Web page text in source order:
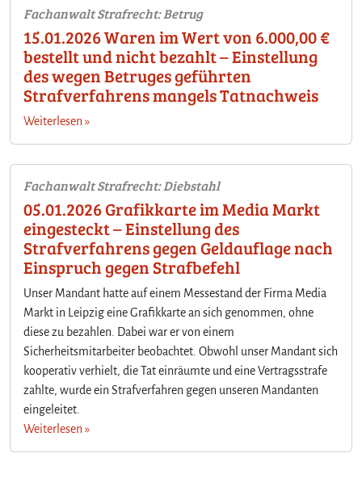
Fachanwalt Strafrecht: Betrug
15.01.2026 Waren im Wert von 6.000,00 €
bestellt und nicht bezahlt – Einstellung
des wegen Betruges geführten
Strafverfahrens mangels Tatnachweis
Weiterlesen »
Fachanwalt Strafrecht: Diebstahl
05.01.2026 Grafikkarte im Media Markt
eingesteckt – Einstellung des
Strafverfahrens gegen Geldauflage nach
Einspruch gegen Strafbefehl
Unser Mandant hatte auf einem Messestand der Firma Media
Markt in Leipzig eine Grafikkarte an sich genommen, ohne
diese zu bezahlen. Dabei war er von einem
Sicherheitsmitarbeiter beobachtet. Obwohl unser Mandant sich
kooperativ verhielt, die Tat einräumte und eine Vertragsstrafe
zahlte, wurde ein Strafverfahren gegen unseren Mandanten
eingeleitet.
Weiterlesen »